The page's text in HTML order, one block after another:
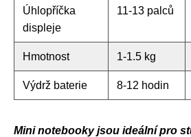
Úhlopříčka
displeje
11-13 palců
Hmotnost 1-1.5 kg
Výdrž baterie 8-12 hodin
Mini notebooky jsou ideální pro